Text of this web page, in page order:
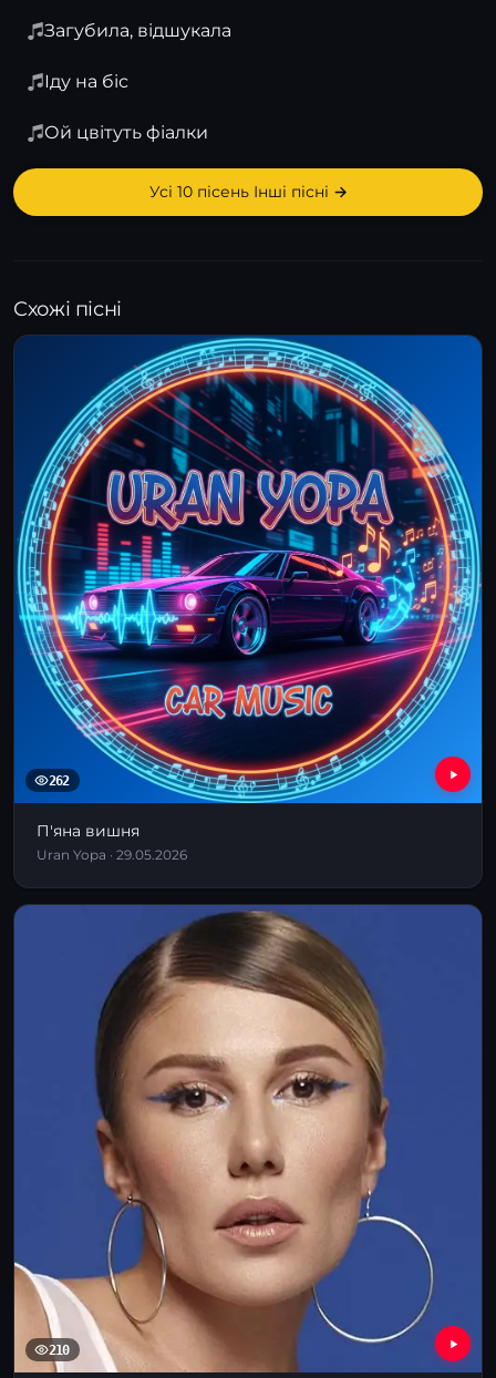
Загубила, відшукала
Іду на біс
Ой цвітуть фіалки
Усі 10 пісень Інші пісні →
Схожі пісні
262
П'яна вишня
Uran Yopa · 29.05.2026
210